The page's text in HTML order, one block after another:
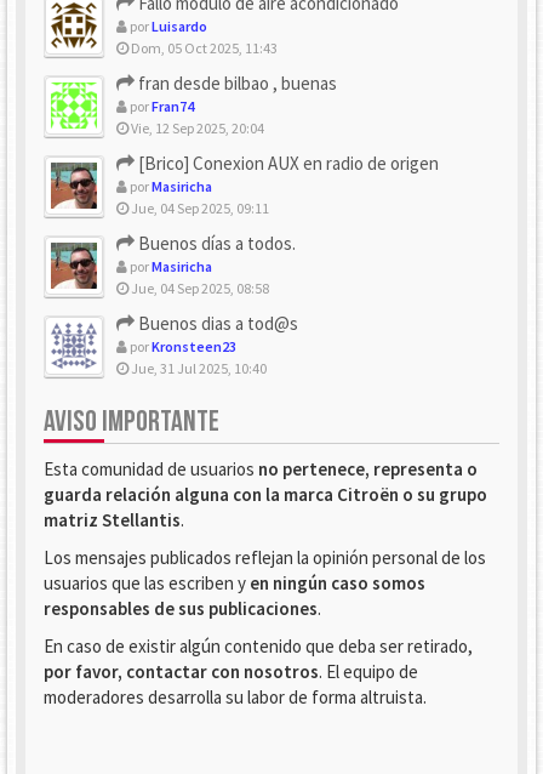
porLuisardo
Dom, 05 Oct 2025, 11:43
fran desde bilbao , buenas
porFran74
Vie, 12 Sep 2025, 20:04
[Brico] Conexion AUX en radio de origen
porMasiricha
Jue, 04 Sep 2025, 09:11
Buenos días a todos.
porMasiricha
Jue, 04 Sep 2025, 08:58
Buenos dias a tod@s
porKronsteen23
Jue, 31 Jul 2025, 10:40
AVISO IMPORTANTE
Esta comunidad de usuarios no pertenece, representa o
guarda relación alguna con la marca Citroën o su grupo
matriz Stellantis.
Los mensajes publicados reflejan la opinión personal de los
usuarios que las escriben y en ningún caso somos
responsables de sus publicaciones.
En caso de existir algún contenido que deba ser retirado,
por favor, contactar con nosotros. El equipo de
moderadores desarrolla su labor de forma altruista.